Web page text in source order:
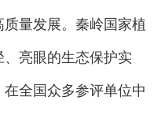
量发展。秦岭国家植
亮眼的生态保护实
全国众多参评单位中